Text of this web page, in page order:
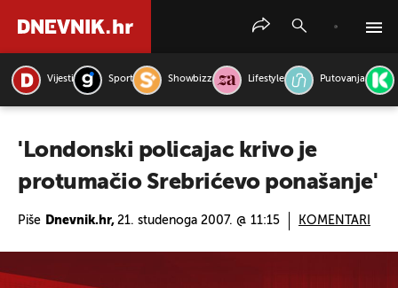
Vijesti Sport Showbizz Lifestyle Putovanja
'Londonski policajac krivo je
protumačio Srebrićevo ponašanje'
Piše Dnevnik.hr, 21. studenoga 2007. @ 11:15 KOMENTARI
PRETRAŽITE VIJESTI